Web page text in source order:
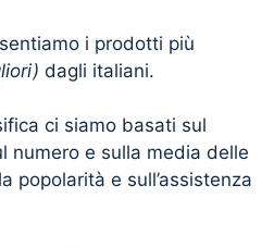
i prodotti più
dagli italiani.
ci siamo basati sul
numero e sulla media delle
popolarità e sull’assistenza